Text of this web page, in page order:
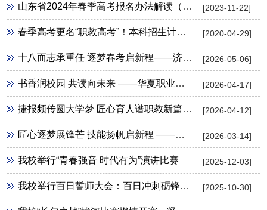
[2023-11-22]
山东省2024年春季高考报名办法解读（30问）
[2020-04-29]
春季高考更名“职教高考”！本科招生计划扩招7倍，没有高中生竞争，升入本科几率更大！
[2026-05-06]
十八而志承重任 逐梦春考启新程——济南新能源学校隆重举行成人礼暨春考壮行活动
[2026-04-17]
书香润校园 共读向未来 ——华夏职业学校隆重开展第31个世界读书日主题活动
[2026-04-12]
捷报频传圆大学梦 匠心育人谱职教新篇 ——华夏职业学校2026年高职单招录取工作圆满收官
[2026-03-14]
匠心逐梦展锋芒 技能扬帆启新程 ——华夏职业学校2026年3月春季高考技能考试出征纪实
[2025-12-03]
我校举行“青春强音 时代有为”演讲比赛
[2025-10-30]
我校举行百日誓师大会：百日冲刺砺锋芒 青春逐梦向未来